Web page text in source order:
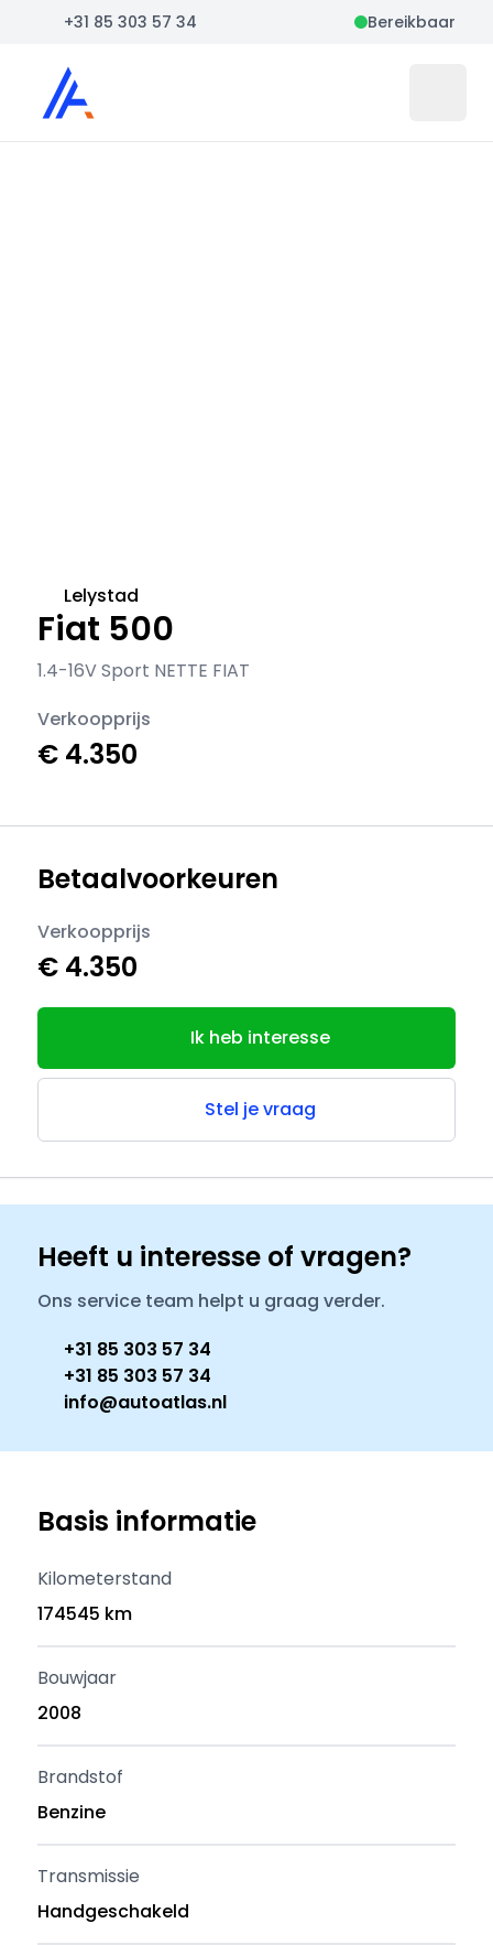
+31 85 303 57 34 Bereikbaar
Auto Atlas
Fiat 500
1.4-16V Sport NETTE FIAT
Lelystad
Verkoopprijs
€ 4.350
Betaalvoorkeuren
Verkoopprijs
€ 4.350
Ik heb interesse
Stel je vraag
Heeft u interesse of vragen?
Ons service team helpt u graag verder.
+31 85 303 57 34
+31 85 303 57 34
info@autoatlas.nl
Basis informatie
Kilometerstand
174545 km
Bouwjaar
2008
Brandstof
Benzine
Transmissie
Handgeschakeld